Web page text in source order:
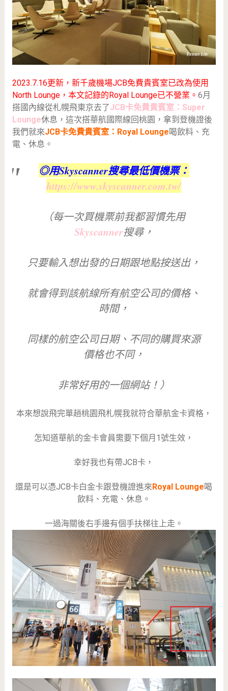
2023.7.16更新，新千歲機場JCB免費貴賓室已改為使用
North Lounge，本文記錄的Royal Lounge已不營業。 6月
搭國內線從札幌飛東京去了JCB卡免費貴賓室：Super
Lounge休息，這次搭華航國際線回桃園，拿到登機證後
我們就來JCB卡免費貴賓室：Royal Lounge喝飲料、充
電、休息。
◎用Skyscanner搜尋最低價機票：
https://www.skyscanner.com.tw/
（每一次買機票前我都習慣先用
Skyscanner搜尋，
只要輸入想出發的日期跟地點按送出，
就會得到該航線所有航空公司的價格、
時間，
同樣的航空公司日期、不同的購買來源
價格也不同，
非常好用的一個網站！）
本來想說飛完單趟桃園飛札幌我就符合華航金卡資格，
怎知道華航的金卡會員需要下個月1號生效，
幸好我也有帶JCB卡，
還是可以憑JCB卡白金卡跟登機證進來 Royal Lounge喝
飲料、充電、休息。
一過海關後右手邊有個手扶梯往上走。